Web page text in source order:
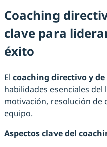
Coaching
clave para
éxito
El coaching directivo y
habilidades esenciales
motivación, resolución de
equipo.
Aspectos clave del